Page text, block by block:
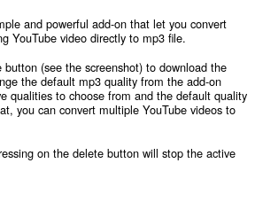
and powerful add-on that let you convert
YouTube video directly to mp3 file.
(see the screenshot) to download the
the default mp3 quality from the add-on
qualities to choose from and the default quality
you can convert multiple YouTube videos to
on the delete button will stop the active